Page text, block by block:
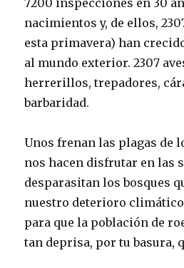
7200 inspecciones en 30
nacimientos y, de ellos,
esta primavera) han
al mundo exterior. 2307
herrerillos, trepadores,
barbaridad.
Unos frenan las plagas de
nos hacen disfrutar en las
desparasitan los bosques
nuestro deterioro
para que la población de
tan deprisa, por tu basura,